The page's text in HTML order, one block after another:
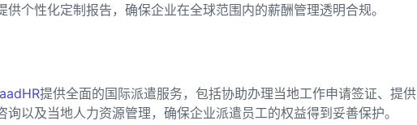
个性化定制报告，确保企业在全球范围内的薪酬管理透明合规。
提供全面的国际派遣服务，包括协助办理当地工作申请签证、提供
以及当地人力资源管理，确保企业派遣员工的权益得到妥善保护。